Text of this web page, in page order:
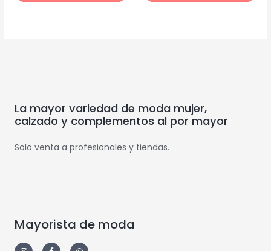
La mayor variedad de moda mujer,
calzado y complementos al por mayor
Solo venta a profesionales y tiendas.
Mayorista de moda